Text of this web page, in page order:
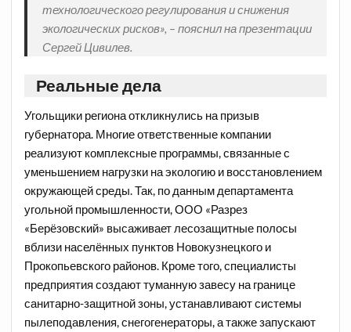
технологического регулирования и снижения
экологических рисков», – пояснил на презентации
Сергей Цивилев.
Реальные дела
Угольщики региона откликнулись на призыв
губернатора. Многие ответственные компании
реализуют комплексные программы, связанные с
уменьшением нагрузки на экологию и восстановлением
окружающей среды. Так, по данным департамента
угольной промышленности, ООО «Разрез
«Берёзовский» высаживает лесозащитные полосы
вблизи населённых пунктов Новокузнецкого и
Прокопьевского районов. Кроме того, специалисты
предприятия создают туманную завесу на границе
санитарно-защитной зоны, устанавливают системы
пылеподавления, снегогенераторы, а также запускают